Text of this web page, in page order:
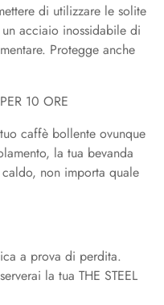
di utilizzare le solite
acciaio inossidabile di
Protegge anche
10 ORE
caffè bollente ovunque
la tua bevanda
non importa quale
a prova di perdita.
la tua THE STEEL